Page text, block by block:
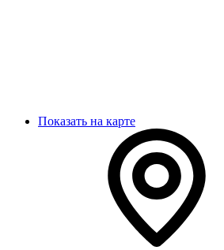
Показать на карте